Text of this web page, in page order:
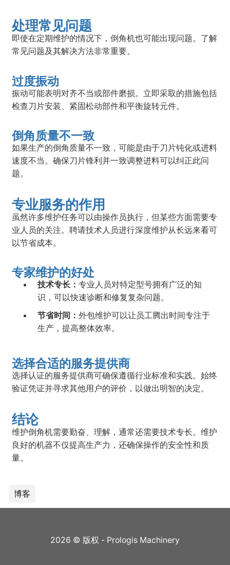
处理常见问题
即使在定期维护的情况下，倒角机也可能出现问题。了解
常见问题及其解决方法非常重要。
过度振动
振动可能表明对齐不当或部件磨损。立即采取的措施包括
检查刀片安装、紧固松动部件和平衡旋转元件。
倒角质量不一致
如果生产的倒角质量不一致，可能是由于刀片钝化或进料
速度不当。确保刀片锋利并一致调整进料可以纠正此问
题。
专业服务的作用
虽然许多维护任务可以由操作员执行，但某些方面需要专
业人员的关注。聘请技术人员进行深度维护从长远来看可
以节省成本。
专家维护的好处
技术专长：专业人员对特定型号拥有广泛的知
识，可以快速诊断和修复复杂问题。
节省时间：外包维护可以让员工腾出时间专注于
生产，提高整体效率。
选择合适的服务提供商
选择认证的服务提供商可确保遵循行业标准和实践。始终
验证凭证并寻求其他用户的评价，以做出明智的决定。
结论
维护倒角机需要勤奋、理解，通常还需要技术专长。维护
良好的机器不仅提高生产力，还确保操作的安全性和质
量。
博客
2026 © 版权 - Prologis Machinery